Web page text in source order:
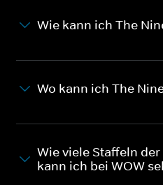
Wie kann ich The
Wo kann ich The
Wie viele Staffeln
kann ich bei WOW